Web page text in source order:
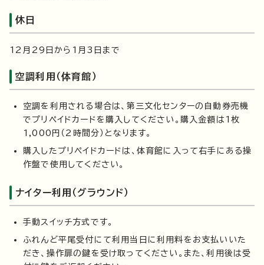
休日
12月29日から1月3日まで
空調利用（体育館）
空調を利用される場合は、第三文化センターの自動券売機
でプリペイドカードを購入してください。購入金額は1枚
1,000円（2時間分）となります。
購入したプリペイドカードは、体育館に入って右手にある操
作盤で使用してください。
ナイター利用（グラウンド）
手動スイッチ方式です。
ふれんど平尾受付にて利用当日に利用料をお支払いいた
だき、操作扉の鍵を受け取ってください。また、利用後は受